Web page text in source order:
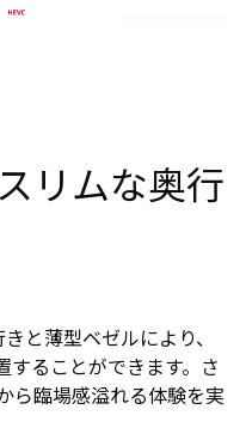
リムな奥行
と薄型ベゼルにより、
することができます。さ
ら臨場感溢れる体験を実